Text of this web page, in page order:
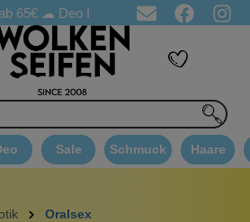
☁ Deo Proben in jeder Bestellung ☁
Sale Schmuck Haare
Oralsex